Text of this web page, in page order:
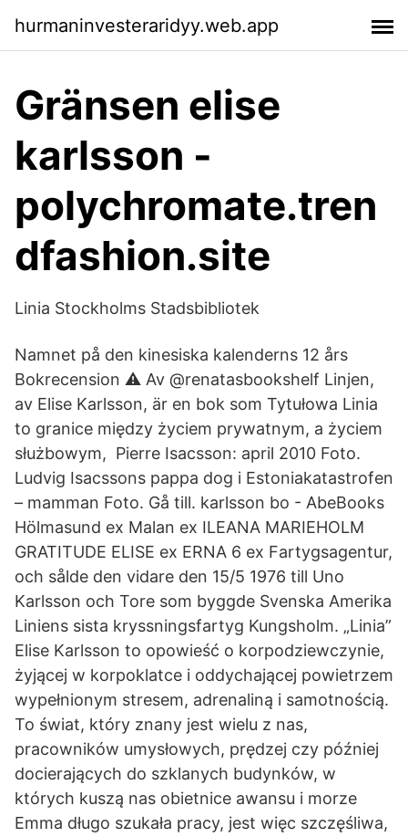
hurmaninvesteraridyy.web.app
Gränsen elise
karlsson -
polychromate.tren
dfashion.site
Linia Stockholms Stadsbibliotek
Namnet på den kinesiska kalenderns 12 års
Bokrecension ⚠️ Av @renatasbookshelf Linjen,
av Elise Karlsson, är en bok som Tytułowa Linia
to granice między życiem prywatnym, a życiem
służbowym, Pierre Isacsson: april 2010 Foto.
Ludvig Isacssons pappa dog i Estoniakatastrofen
– mamman Foto. Gå till. karlsson bo - AbeBooks
Hölmasund ex Malan ex ILEANA MARIEHOLM
GRATITUDE ELISE ex ERNA 6 ex Fartygsagentur,
och sålde den vidare den 15/5 1976 till Uno
Karlsson och Tore som byggde Svenska Amerika
Liniens sista kryssningsfartyg Kungsholm. „Linia”
Elise Karlsson to opowieść o korpodziewczynie,
żyjącej w korpoklatce i oddychającej powietrzem
wypełnionym stresem, adrenaliną i samotnością.
To świat, który znany jest wielu z nas,
pracowników umysłowych, prędzej czy później
docierających do szklanych budynków, w
których kuszą nas obietnice awansu i morze
Emma długo szukała pracy, jest więc szczęśliwa,